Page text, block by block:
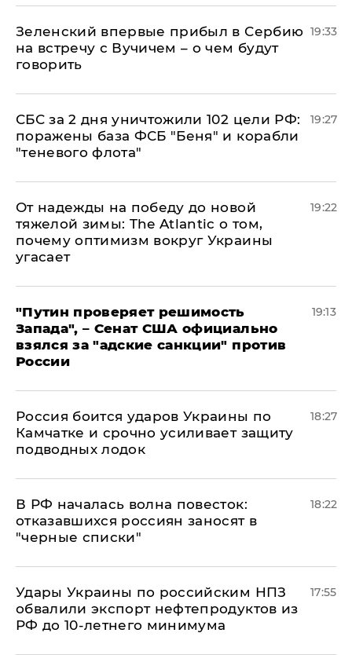
Зеленский впервые прибыл в Сербию
на встречу с Вучичем – о чем будут
говорить
19:33
СБС за 2 дня уничтожили 102 цели РФ:
поражены база ФСБ "Беня" и корабли
"теневого флота"
19:27
От надежды на победу до новой
тяжелой зимы: The Atlantic о том,
почему оптимизм вокруг Украины
угасает
19:22
"Путин проверяет решимость
Запада", – Сенат США официально
взялся за "адские санкции" против
России
19:13
Россия боится ударов Украины по
Камчатке и срочно усиливает защиту
подводных лодок
18:27
​В РФ началась волна повесток:
отказавшихся россиян заносят в
"черные списки"
18:22
Удары Украины по российским НПЗ
обвалили экспорт нефтепродуктов из
РФ до 10-летнего минимума
17:55